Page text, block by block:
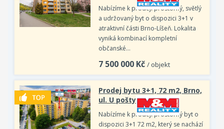
Nabízíme k prodeji prostorný, světlý
a udržovaný byt o dispozici 3+1 v
atraktivní části Brno-Líšeň. Lokalita
vyniká kombinací kompletní
občanské…
7 500 000 Kč / objekt
Prodej bytu 3+1, 72 m2, Brno,
ul. U pošty
Nabízíme k prodeji prostorný byt o
dispozici 3+1 72 m2, který se nachází